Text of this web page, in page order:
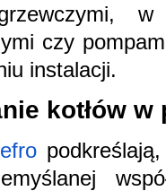
czy
instalacji.
kotłów w
podkreślają,